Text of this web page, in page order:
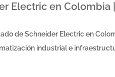
Electricen Colombia
de Schneider Electric en
industrial e